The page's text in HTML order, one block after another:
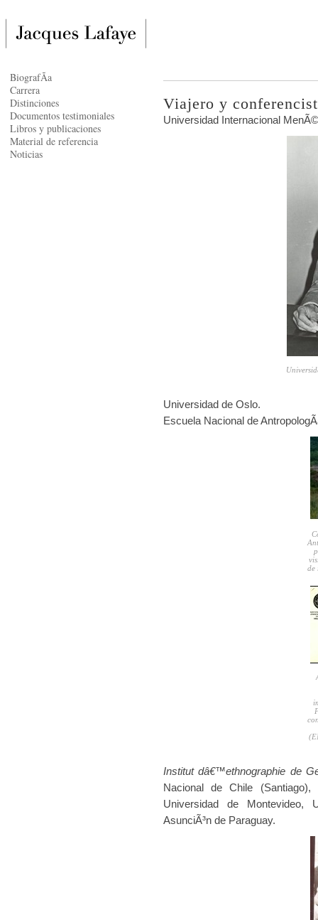
Viajero y
Universidad Internacional
Universidad de Oslo.
Escuela Nacional de
de
Institut dâ€™ethnographie de
Nacional de Chile
Universidad de Montevideo,
AsunciÃ³n de Paraguay.
BiografÃ­a
Carrera
Distinciones
Documentos testimoniales
Libros y publicaciones
Material de referencia
Noticias